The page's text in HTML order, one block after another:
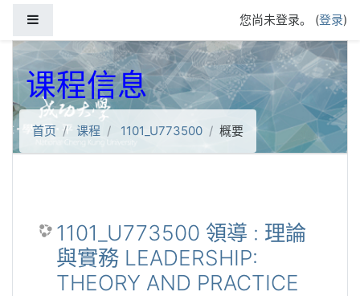
您尚未登录。 (登录)
课程信息
首页 课程 1101_U773500 概要
1101_U773500 領導 : 理論
與實務 LEADERSHIP:
THEORY AND PRACTICE